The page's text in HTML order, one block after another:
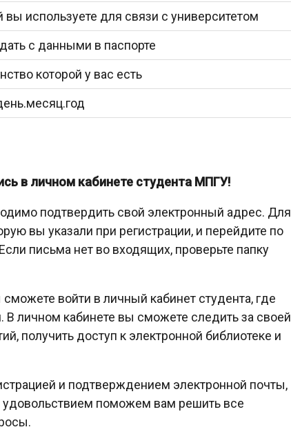
используете для связи с университетом
с данными в паспорте
которой у вас есть
в личном кабинете студента МПГУ!
подтвердить свой электронный адрес. Для
вы указали при регистрации, и перейдите по
письма нет во входящих, проверьте папку
войти в личный кабинет студента, где
личном кабинете вы сможете следить за своей
получить доступ к электронной библиотеке и
и подтверждением электронной почты,
поможем вам решить все